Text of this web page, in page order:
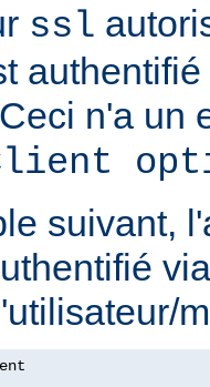
ssl
n'a un
suivant,